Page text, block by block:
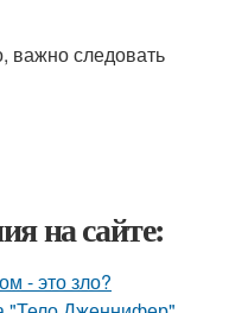
важно следовать
на сайте:
- это зло?